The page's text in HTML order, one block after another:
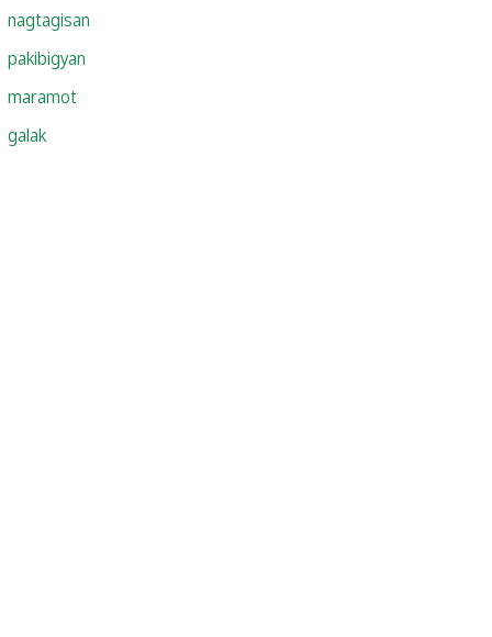
nagtagisan
pakibigyan
maramot
galak